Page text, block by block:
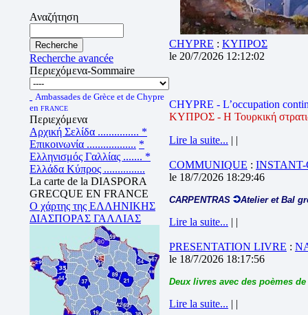
Αναζήτηση
Recherche avancée
Περιεχόμενα-Sommaire
Ambassades de Grèce et de Chypre
en FRANCE
Περιεχόμενα
Αρχική Σελίδα ............... *
Επικοινωνία .................. *
Ελληνισμός Γαλλίας ....... *
Ελλάδα Κύπρος ...............
La carte de la DIASPORA
GRECQUE EN FRANCE
Ο χάρτης της ΕΛΛΗΝΙΚΗΣ
ΔΙΑΣΠΟΡΑΣ ΓΑΛΛΙΑΣ
CHYPRE : ΚΥΠΡΟΣ
le 20/7/2026 12:12:02
CHYPRE - L’occupation
ΚΥΠΡΟΣ - Η Τουρκική
Lire la suite... | |
COMMUNIQUE : INSTANT-
le 18/7/2026 18:29:46
CARPENTRAS Atelier et Bal
Lire la suite... | |
PRESENTATION LIVRE :
le 18/7/2026 18:17:56
Deux livres avec des poèmes
Lire la suite... | |